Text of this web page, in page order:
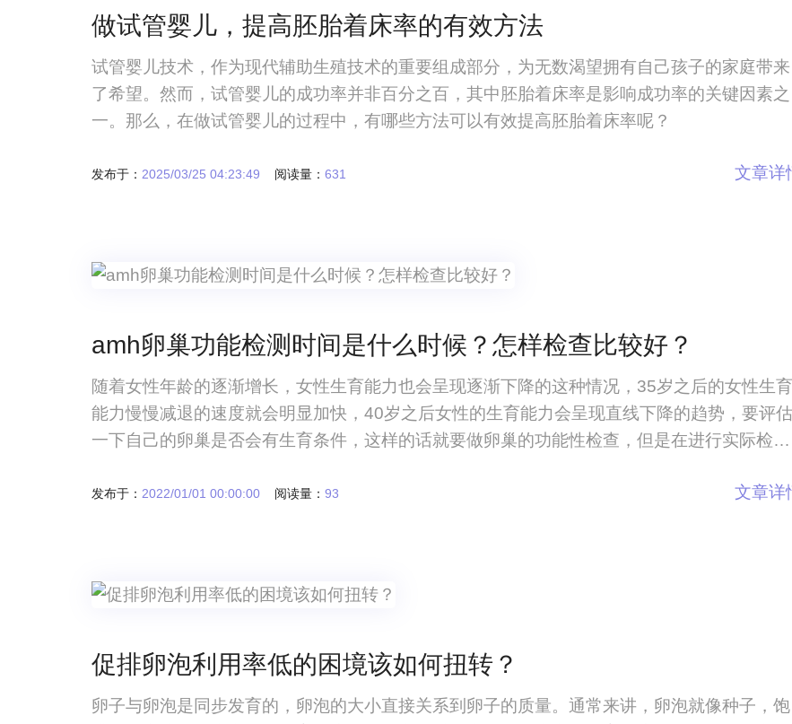
做试管婴儿，提高胚胎着床率的有效方法
试管婴儿技术，作为现代辅助生殖技术的重要组成部分，为无数渴望拥有自己孩子的家庭带来
了希望。然而，试管婴儿的成功率并非百分之百，其中胚胎着床率是影响成功率的关键因素之
一。那么，在做试管婴儿的过程中，有哪些方法可以有效提高胚胎着床率呢？
发布于： 2025/03/25 04:23:49 阅读量： 631 文章详
amh卵巢功能检测时间是什么时候？怎样检查比较好？
随着女性年龄的逐渐增长，女性生育能力也会呈现逐渐下降的这种情况，35岁之后的女性生育
能力慢慢减退的速度就会明显加快，40岁之后女性的生育能力会呈现直线下降的趋势，要评估
一下自己的卵巢是否会有生育条件，这样的话就要做卵巢的功能性检查，但是在进行实际检查
么时候。amh卵巢功能检测时间是什么时候？怎样检查比较好？随着女
发布于： 2022/01/01 00:00:00 阅读量： 93 文章详
促排卵泡利用率低的困境该如何扭转？
卵子与卵泡是同步发育的，卵泡的大小直接关系到卵子的质量。通常来讲，卵泡就像种子，饱